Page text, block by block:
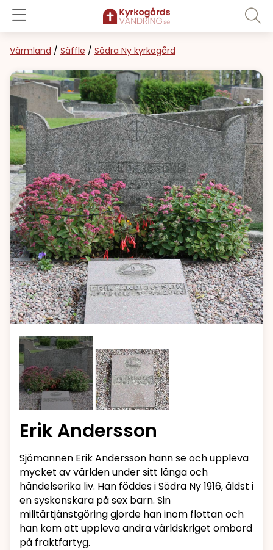
Värmland / Säffle / Södra Ny kyrkogård
Erik Andersson
Sjömannen Erik Andersson hann se och uppleva
mycket av världen under sitt långa och
händelserika liv. Han föddes i Södra Ny 1916, äldst i
en syskonskara på sex barn. Sin
militärtjänstgöring gjorde han inom flottan och
han kom att uppleva andra världskriget ombord
på fraktfartyg.